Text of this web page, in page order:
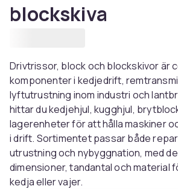
blockskiva
Drivtrissor, block och blockskivor är
komponenter i kedjedrift,
lyftutrustning inom industri och
hittar du kedjehjul, kugghjul,
lagerenheter för att hålla maskiner
i drift. Sortimentet passar både
utrustning och nybyggnation, med
dimensioner, tandantal och material
kedja eller vajer.